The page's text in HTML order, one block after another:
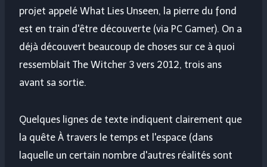
projet appelé What Lies Unseen, la pierre du fond
est en train d'être découverte (via PC Gamer). On a
déjà découvert beaucoup de choses sur ce à quoi
ressemblait The Witcher 3 vers 2012, trois ans
avant sa sortie.
Quelques lignes de texte indiquent clairement que
la quête À travers le temps et l'espace (dans
laquelle un certain nombre d'autres réalités sont